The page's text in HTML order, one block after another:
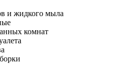
и жидкого мыла
комнат